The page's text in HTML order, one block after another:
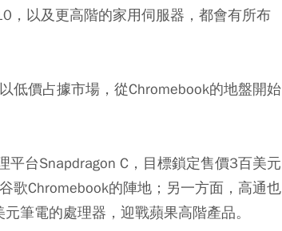
，以及更高階的家用伺服器，都會有所布
低價占據市場，從Chromebook的地盤開始
平台Snapdragon C，目標鎖定售價3百美元
歌Chromebook的陣地；另一方面，高通也
筆電的處理器，迎戰蘋果高階產品。